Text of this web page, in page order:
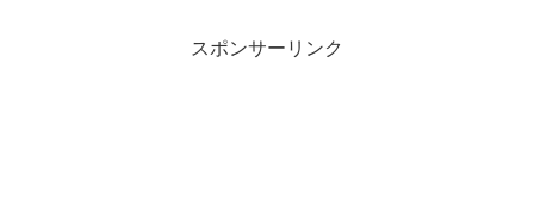
スポンサーリンク